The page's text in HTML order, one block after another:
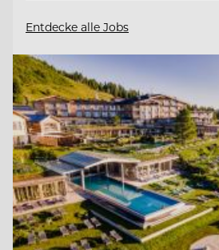
Entdecke alle Jobs